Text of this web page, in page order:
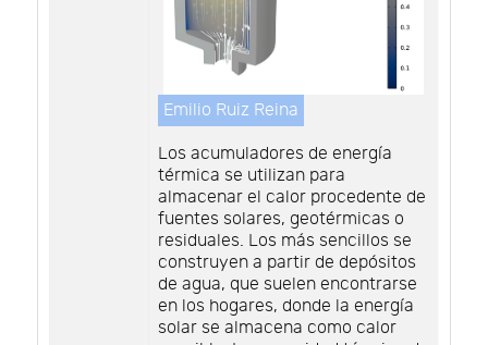
Emilio Ruiz Reina
Los acumuladores de energía
térmica se utilizan para
almacenar el calor procedente de
fuentes solares, geotérmicas o
residuales. Los más sencillos se
construyen a partir de depósitos
de agua, que suelen encontrarse
en los hogares, donde la energía
solar se almacena como calor